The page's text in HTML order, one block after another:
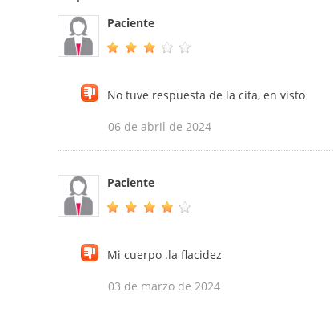
Paciente
No tuve respuesta de la cita, en visto
06 de abril de 2024
Paciente
Mi cuerpo .la flacidez
03 de marzo de 2024